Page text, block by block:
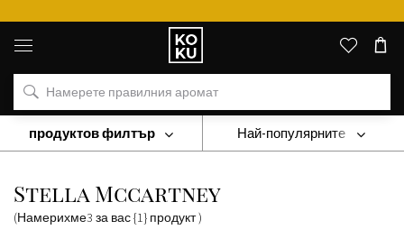
Оригинални
парфюми
часовници
на
място
Марки
Stella Mccartney
Stella Mccartney
(Намерихме3 за вас{1} продукт)
Най-популярните
продуктов филтър